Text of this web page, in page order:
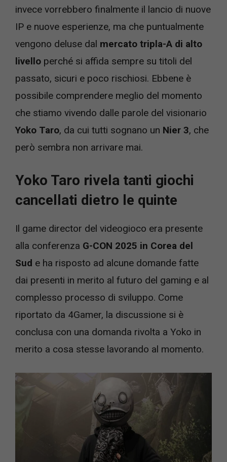
invece vorrebbero finalmente il lancio di nuove
IP e nuove esperienze, ma che puntualmente
vengono deluse dal mercato tripla-A di alto
livello perché si affida sempre su titoli del
passato, sicuri e poco rischiosi. Ebbene è
possibile comprendere meglio del momento
che stiamo vivendo dalle parole del visionario
Yoko Taro, da cui tutti sognano un Nier 3, che
però sembra non arrivare mai.
Yoko Taro rivela tanti giochi
cancellati dietro le quinte
Il game director del videogioco era presente
alla conferenza G-CON 2025 in Corea del
Sud e ha risposto ad alcune domande fatte
dai presenti in merito al futuro del gaming e al
complesso processo di sviluppo. Come
riportato da 4Gamer, la discussione si è
conclusa con una domanda rivolta a Yoko in
merito a cosa stesse lavorando al momento.